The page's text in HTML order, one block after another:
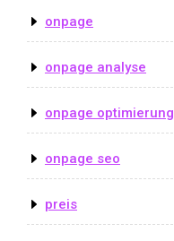
onpage
onpage analyse
onpage optimierung
onpage seo
preis